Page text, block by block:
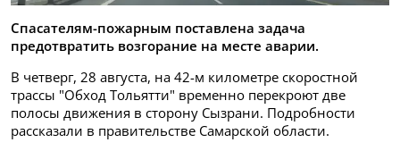
Спасателям-пожарным поставлена задача
предотвратить возгорание на месте аварии.
В четверг, 28 августа, на 42-м километре скоростной
трассы "Обход Тольятти" временно перекроют две
полосы движения в сторону Сызрани. Подробности
рассказали в правительстве Самарской области.